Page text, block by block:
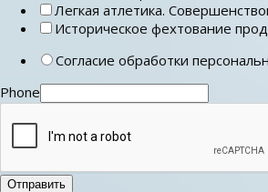
Легкая атлетика.
Историческое фехтование
Согласие обработки
Phone
Отправить